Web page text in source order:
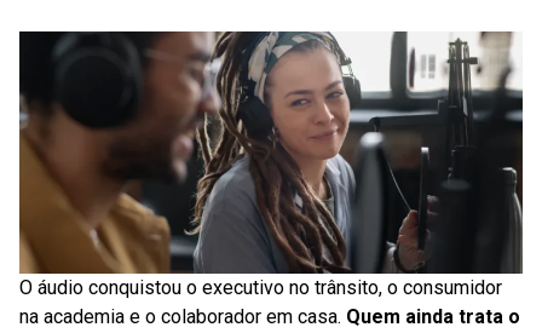
O áudio conquistou o executivo no trânsito, o consumidor
na academia e o colaborador em casa. Quem ainda trata o